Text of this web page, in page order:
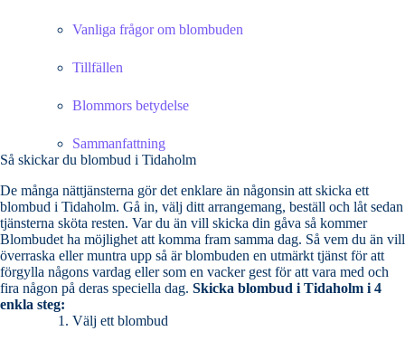
Vanliga frågor om blombuden
Tillfällen
Blommors betydelse
Sammanfattning
Så skickar du blombud i Tidaholm
De många nättjänsterna gör det enklare än någonsin att skicka ett
blombud i Tidaholm. Gå in, välj ditt arrangemang, beställ och låt sedan
tjänsterna sköta resten. Var du än vill skicka din gåva så kommer
Blombudet ha möjlighet att komma fram samma dag. Så vem du än vill
överraska eller muntra upp så är blombuden en utmärkt tjänst för att
förgylla någons vardag eller som en vacker gest för att vara med och
fira någon på deras speciella dag. Skicka blombud i Tidaholm i 4
enkla steg:
Välj ett blombud